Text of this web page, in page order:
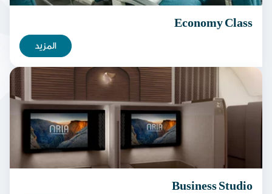
Economy Class
المزيد
Business Studio